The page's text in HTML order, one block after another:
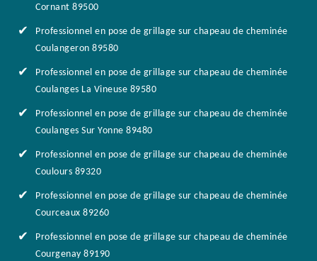
Cornant 89500
Professionnel en pose de grillage sur chapeau de cheminée
Coulangeron 89580
Professionnel en pose de grillage sur chapeau de cheminée
Coulanges La Vineuse 89580
Professionnel en pose de grillage sur chapeau de cheminée
Coulanges Sur Yonne 89480
Professionnel en pose de grillage sur chapeau de cheminée
Coulours 89320
Professionnel en pose de grillage sur chapeau de cheminée
Courceaux 89260
Professionnel en pose de grillage sur chapeau de cheminée
Courgenay 89190